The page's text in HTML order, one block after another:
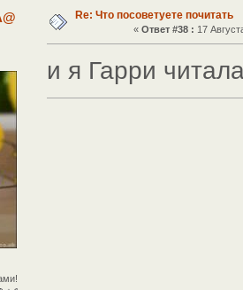
Re: Что посоветуете почитать
«Ответ #38 : 17
и я Гарри